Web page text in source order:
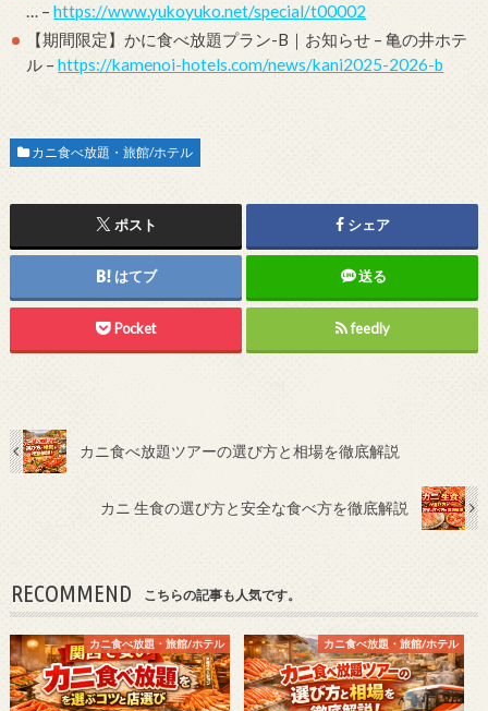
… –https://www.yukoyuko.net/special/t00002
【期間限定】かに食べ放題プラン-B｜お知らせ – 亀の井ホテ
ル –https://kamenoi-hotels.com/news/kani2025-2026-b
カニ食べ放題・旅館/ホテル
ポスト シェア
はてブ 送る
Pocket feedly
カニ食べ放題ツアーの選び方と相場を徹底解説
カニ 生食の選び方と安全な食べ方を徹底解説
RECOMMEND こちらの記事も人気です。
カニ食べ放題・旅館/ホテル カニ食べ放題・旅館/ホテル